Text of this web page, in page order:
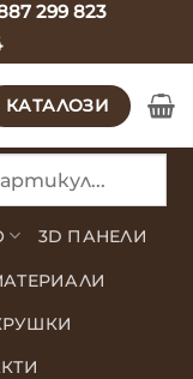
299 823
КАТАЛОЗИ
3D ПАНЕЛИ